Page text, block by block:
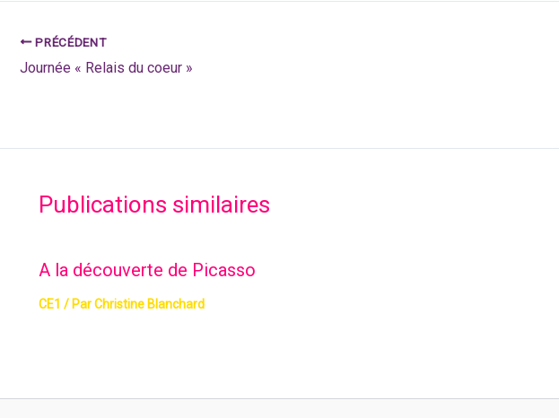
PRÉCÉDENT
Journée « Relais du coeur »
Publications similaires
A la découverte de Picasso
CE1 / ParChristine Blanchard